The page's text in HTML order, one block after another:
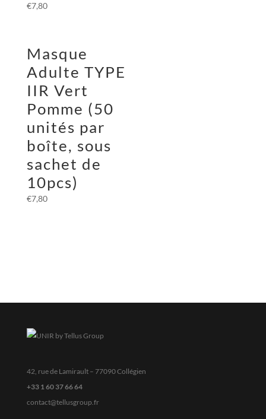
€7,80
Masque
Adulte TYPE
IIR Vert
Pomme (50
unités par
boîte, sous
sachet de
10pcs)
€7,80
42, rue de Lamirault – 77090 Collégien
+33 1 60 37 66 64
contact@tellusgroup.fr